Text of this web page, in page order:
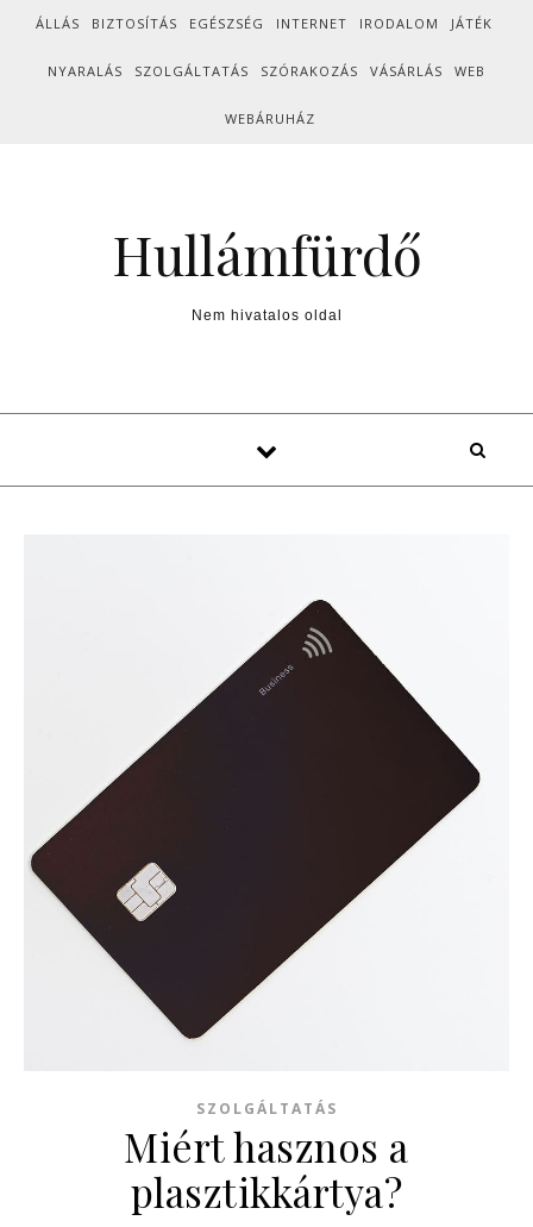
Skip to content
ÁLLÁS BIZTOSÍTÁS EGÉSZSÉG INTERNET IRODALOM JÁTÉK
NYARALÁS SZOLGÁLTATÁS SZÓRAKOZÁS VÁSÁRLÁS WEB
WEBÁRUHÁZ
Hullámfürdő
Nem hivatalos oldal
SZOLGÁLTATÁS
Miért hasznos a
plasztikkártya?